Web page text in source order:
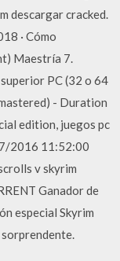
descargar cracked.
· Cómo
Maestría 7.
PC (32 o 64
- Duration
edition, juegos pc
2016 11:52:00
v skyrim
Ganador de
especial Skyrim